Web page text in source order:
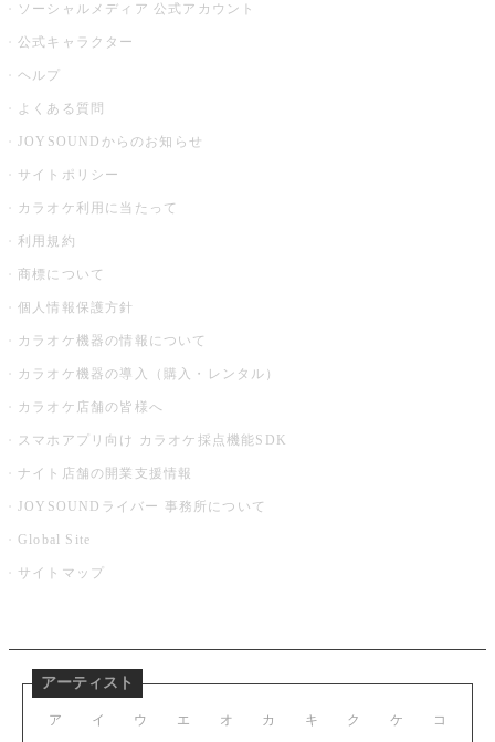
ソーシャルメディア 公式アカウント
公式キャラクター
ヘルプ
よくある質問
JOYSOUNDからのお知らせ
サイトポリシー
カラオケ利用に当たって
利用規約
商標について
個人情報保護方針
カラオケ機器の情報について
カラオケ機器の導入（購入・レンタル）
カラオケ店舗の皆様へ
スマホアプリ向け カラオケ採点機能SDK
ナイト店舗の開業支援情報
JOYSOUNDライバー 事務所について
Global Site
サイトマップ
アーティスト
ア イ ウ エ オ カ キ ク ケ コ